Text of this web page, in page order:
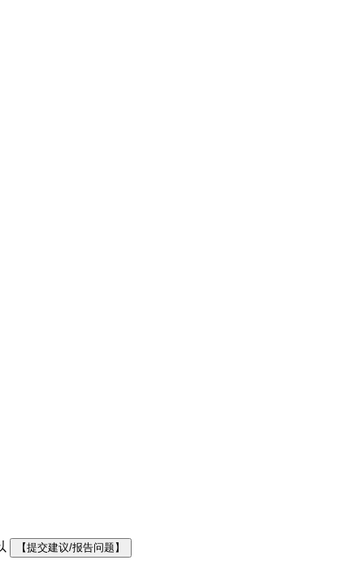
【提交建议/报告问题】